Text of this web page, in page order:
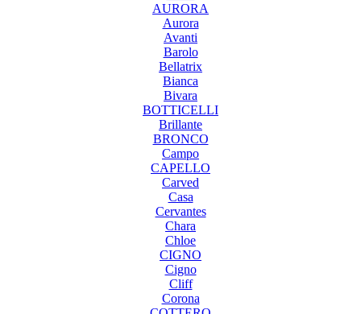
AURORA
Aurora
Avanti
Barolo
Bellatrix
Bianca
Bivara
BOTTICELLI
Brillante
BRONCO
Campo
CAPELLO
Carved
Casa
Cervantes
Chara
Chloe
CIGNO
Cigno
Cliff
Corona